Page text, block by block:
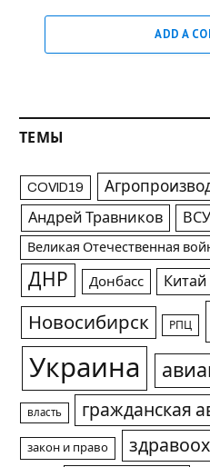
ADD A
ТЕМЫ
COVID19
Андрей Травников ВСУ
Великая Отечественная
ДНР Донбасс Китай
Новосибирск РПЦ
Украина
власть гражданская
закон и право